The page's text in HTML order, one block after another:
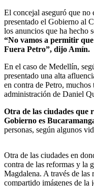
El concejal aseguró que no
presentado el Gobierno al
los anuncios que ha hecho
“No vamos a permitir
Fuera Petro”, dijo Amín.
En el caso de Medellín,
presentado una alta
en contra de Petro, muchos
administración de Daniel
Otra de las ciudades que
Gobierno es
personas, según algunos
Otra de las ciudades en
contra de las reformas y la
Magdalena. A través de las
compartido imágenes de la